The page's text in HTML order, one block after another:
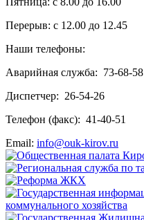
Перерыв: с 12.00 до 12.45
Наши телефоны:
Аварийная служба: 73-68-58
Диспетчер: 26-54-26
Телефон (факс): 41-40-51
Email: info@ouk-kirov.ru